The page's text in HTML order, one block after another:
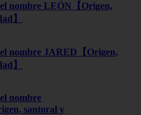
nombre LEÓN【Origen,
】
nombre JARED【Origen,
】
nombre
santoral y